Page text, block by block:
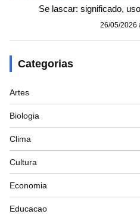
Se lascar: significado,
26/05/2026
Categorias
Artes
Biologia
Clima
Cultura
Economia
Educacao